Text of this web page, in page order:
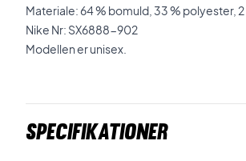
Materiale: 64 % bomuld, 33 % polyester, 2
Nike Nr: SX6888-902
Modellen er unisex.
Specifikationer